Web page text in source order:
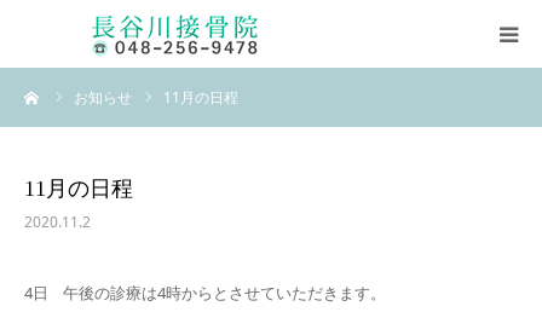
お知らせ 11月の日程
11月の日程
2020.11.2
4日 午後の診療は4時からとさせていただきます。
ホーム